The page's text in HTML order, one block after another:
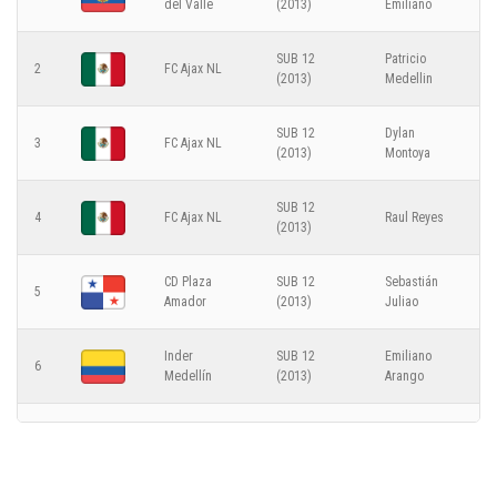
Real América
Copa MSC - 2025-12-11
CATEGORÍA SUB 12 (2013)
Adonay Acevedo FC 4
Juventus Academy
Panamá
Copa MSC - 2025-12-11
del Valle
(2013)
Emiliano
2 FC Ajax NL
SUB 12
(2013)
Patricio
Medellin
3 FC Ajax NL
SUB 12
(2013)
Dylan
Montoya
4 FC Ajax NL
SUB 12
(2013)
Raul Reyes
5
CD Plaza
Amador
SUB 12
(2013)
Sebastián
Juliao
6
Inder
Medellín
SUB 12
(2013)
Emiliano
Arango